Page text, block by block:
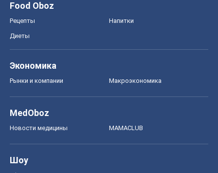
Food Oboz
Рецепты Напитки
Диеты
Экономика
Рынки и компании Mакроэкономика
MedOboz
Новости медицины MAMACLUB
Шоу